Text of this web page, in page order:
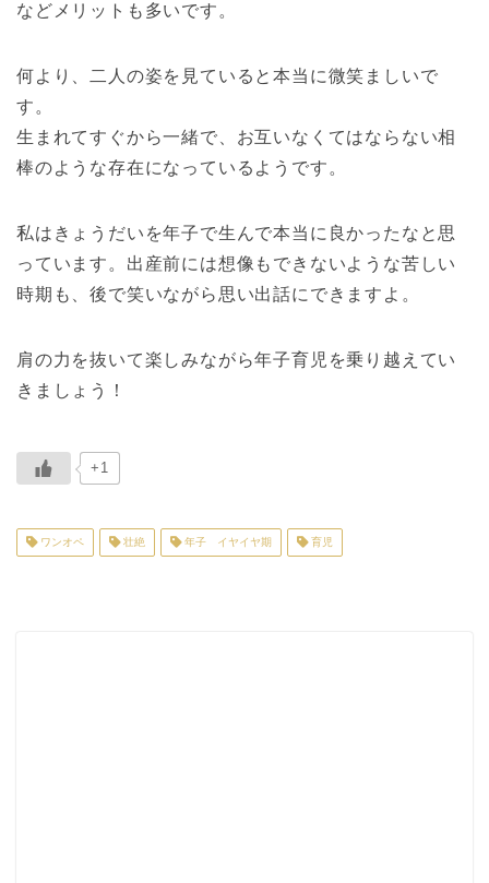
などメリットも多いです。
何より、二人の姿を見ていると本当に微笑ましいで
す。
生まれてすぐから一緒で、お互いなくてはならない相
棒のような存在になっているようです。
私はきょうだいを年子で生んで本当に良かったなと思
っています。 出産前には想像もできないような苦しい
時期も、後で笑いながら思い出話にできますよ。
肩の力を抜いて楽しみながら年子育児を乗り越えてい
きましょう！
+1
ワンオペ 壮絶 年子 イヤイヤ期 育児